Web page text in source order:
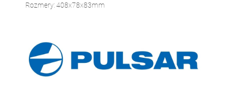
Rozmery: 408x78x83mm